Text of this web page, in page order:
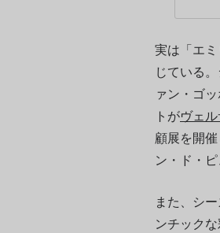
実は「エ
じている
ァン・ゴ
トがヴェ
顧展を開
ン・ド・
また、シ
ンチック